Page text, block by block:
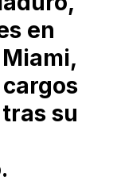
en
su